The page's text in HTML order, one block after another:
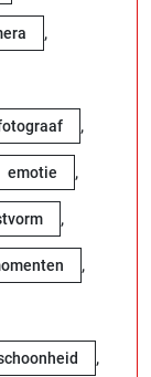
,
,
emotie ,
,
,
,